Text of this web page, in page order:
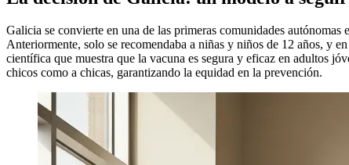
Galicia se convierte en una de las primeras comunidades
Anteriormente, solo se recomendaba a niñas y niños de 12 años, y
científica que muestra que la vacuna es segura y eficaz en adultos
chicos como a chicas, garantizando la equidad en la prevención.